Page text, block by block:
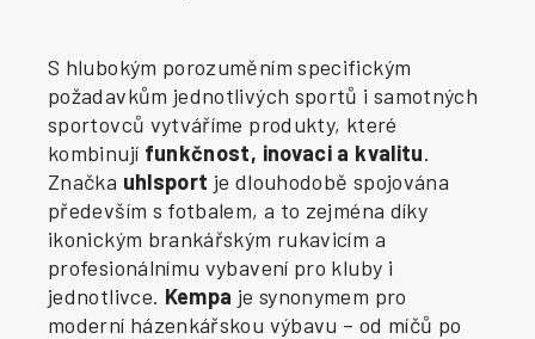
S hlubokým porozuměním specifickým
požadavkům jednotlivých sportů i samotných
sportovců vytváříme produkty, které
kombinují funkčnost, inovaci a kvalitu.
Značka uhlsport je dlouhodobě spojována
především s fotbalem, a to zejména díky
ikonickým brankářským rukavicím a
profesionálnímu vybavení pro kluby i
jednotlivce. Kempa je synonymem pro
moderní házenkářskou výbavu – od míčů po